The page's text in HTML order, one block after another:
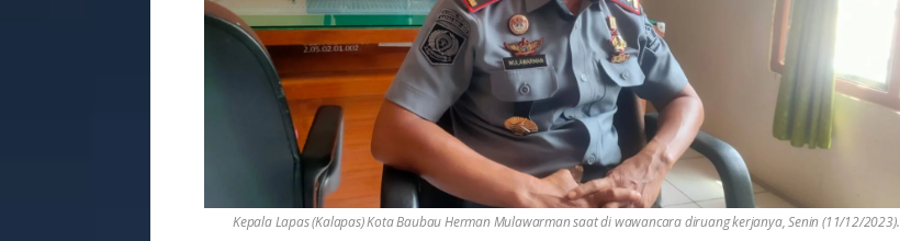
Kepala Lapas (Kalapas) Kota Baubau Herman Mulawarman saat di wawancara diruang kerjanya, Senin (11/12/2023).